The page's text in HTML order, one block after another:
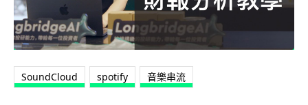
SoundCloud spotify 音樂串流